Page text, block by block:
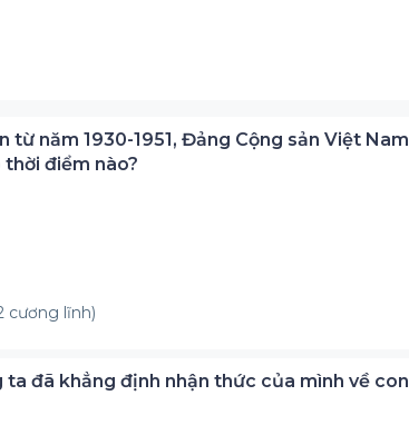
năm 1930-1951, Đảng Cộng sản Việt Nam
điểm nào?
cương lĩnh)
đã khẳng định nhận thức của mình về con